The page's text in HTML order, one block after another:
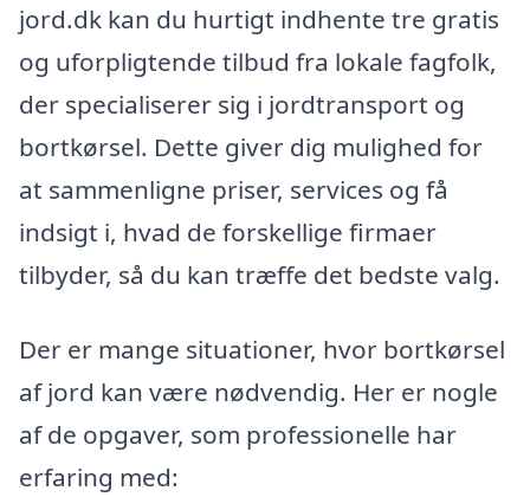
jord.dk kan du hurtigt indhente tre gratis
og uforpligtende tilbud fra lokale fagfolk,
der specialiserer sig i jordtransport og
bortkørsel. Dette giver dig mulighed for
at sammenligne priser, services og få
indsigt i, hvad de forskellige firmaer
tilbyder, så du kan træffe det bedste valg.
Der er mange situationer, hvor bortkørsel
af jord kan være nødvendig. Her er nogle
af de opgaver, som professionelle har
erfaring med: